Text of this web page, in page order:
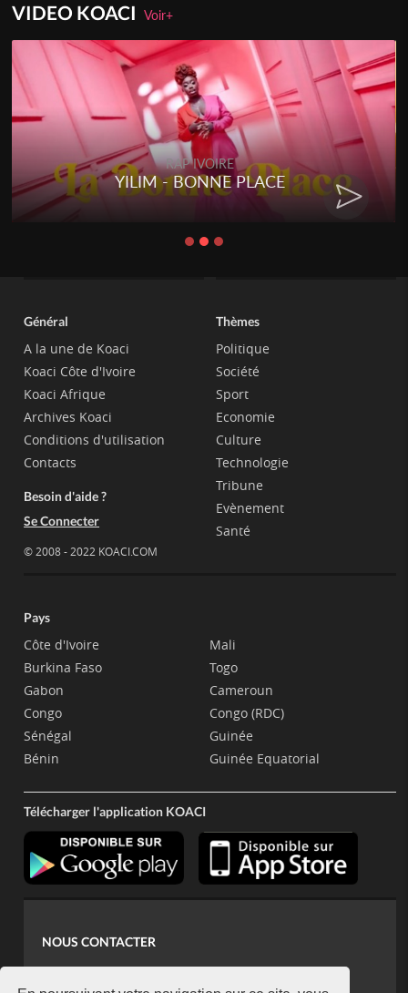
VIDEO KOACIVoir+
RAP IVOIRE
YILIM - BONNE PLACE
Général
A la une de Koaci
Koaci Côte d'Ivoire
Koaci Afrique
Archives Koaci
Conditions d'utilisation
Contacts
Besoin d'aide ?
Se Connecter
© 2008 - 2022 KOACI.COM
Thèmes
Politique
Société
Sport
Economie
Culture
Technologie
Tribune
Evènement
Santé
Pays
Côte d'Ivoire
Burkina Faso
Gabon
Congo
Sénégal
Bénin
Mali
Togo
Cameroun
Congo (RDC)
Guinée
Guinée Equatorial
Télécharger l'application KOACI
NOUS CONTACTER